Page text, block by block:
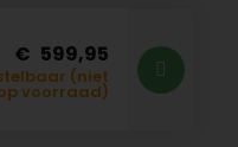
599,95
(niet
voorraad)